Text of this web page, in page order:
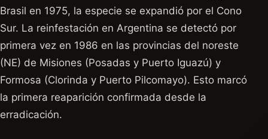
Brasil en 1975, la especie se expandió por el Cono
Sur. La reinfestación en Argentina se detectó por
primera vez en 1986 en las provincias del noreste
(NE) de Misiones (Posadas y Puerto Iguazú) y
Formosa (Clorinda y Puerto Pilcomayo). Esto marcó
la primera reaparición confirmada desde la
erradicación.